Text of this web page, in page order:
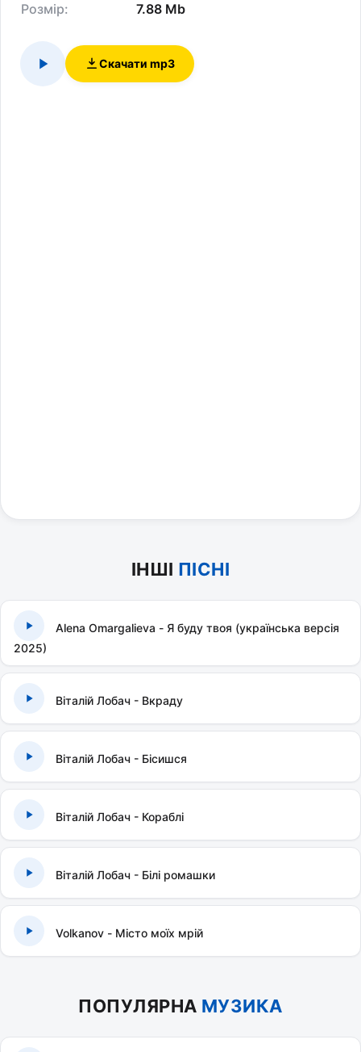
Розмір: 7.88 Mb
Скачати mp3
ІНШІ ПІСНІ
Alena Omargalieva - Я буду твоя (українська версія
2025)
Віталій Лобач - Вкраду
Віталій Лобач - Бісишся
Віталій Лобач - Кораблі
Віталій Лобач - Білі ромашки
Volkanov - Місто моїх мрій
ПОПУЛЯРНА МУЗИКА